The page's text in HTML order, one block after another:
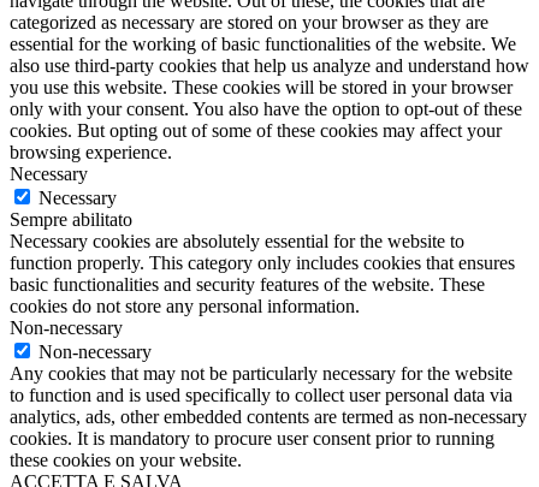
categorized as necessary are stored on your browser as they are
essential for the working of basic functionalities of the website. We
also use third-party cookies that help us analyze and understand how
you use this website. These cookies will be stored in your browser
only with your consent. You also have the option to opt-out of these
cookies. But opting out of some of these cookies may affect your
browsing experience.
Necessary
Necessary
Sempre abilitato
Necessary cookies are absolutely essential for the website to
function properly. This category only includes cookies that ensures
basic functionalities and security features of the website. These
cookies do not store any personal information.
Non-necessary
Non-necessary
Any cookies that may not be particularly necessary for the website
to function and is used specifically to collect user personal data via
analytics, ads, other embedded contents are termed as non-necessary
cookies. It is mandatory to procure user consent prior to running
these cookies on your website.
ACCETTA E SALVA